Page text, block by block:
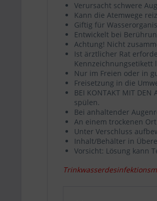
Verursacht schwere
Kann die Atemwege
Giftig für
Entwickelt bei
Achtung! Nicht
Ist ärztlicher Rat
Kennzeichnungsetikett
Nur im Freien oder in
Freisetzung in die
BEI KONTAKT MIT
spülen.
Bei anhaltender
An einem trockenen
Unter Verschluss
Inhalt/Behälter in
Vorsicht: Lösung kann